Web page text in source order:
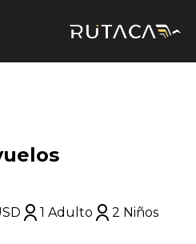
1 Adulto
2 Niños